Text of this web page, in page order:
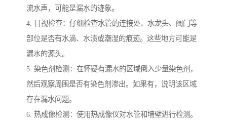
流水声，可能是漏水的迹象。
4. 目视检查：仔细检查水管的连接处、水龙头、阀门等
部位是否有水滴、水渍或潮湿的痕迹。这些地方可能是
漏水的源头。
5. 染色剂检测：在怀疑有漏水的区域倒入少量染色剂，
然后观察周围是否有染色剂渗出。如果有，说明该区域
存在漏水问题。
6. 热成像检测：使用热成像仪对水管和墙壁进行检测。